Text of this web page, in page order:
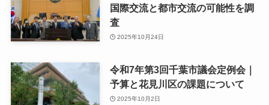
国際交流と都市交流の可能性を調
査
2025年10月24日
令和7年第3回千葉市議会定例会｜
予算と花見川区の課題について
2025年10月2日